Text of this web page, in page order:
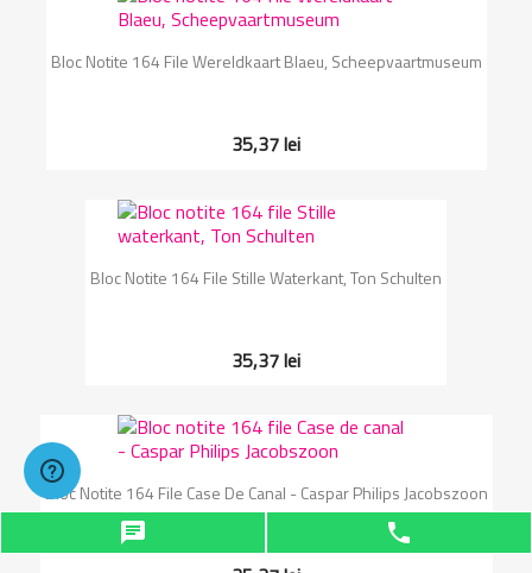
Bloc Notite 164 File Wereldkaart Blaeu, Scheepvaartmuseum
35,37 lei
Bloc Notite 164 File Stille Waterkant, Ton Schulten
35,37 lei
Bloc Notite 164 File Case De Canal - Caspar Philips Jacobszoon
chat phone